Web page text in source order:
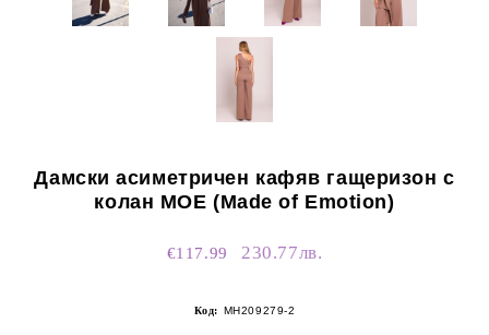
Дамски асиметричен кафяв гащеризон с
колан MOE (Made of Emotion)
€117.99 230.77лв.
Код: MH209279-2